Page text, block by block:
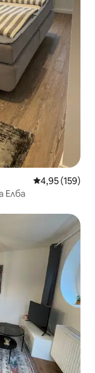
Средна
4,95 (159)
Елба